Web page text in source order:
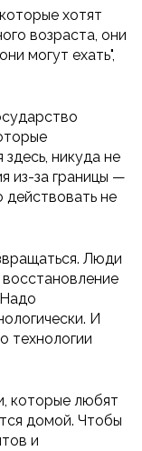
хотят
возраста, они
могут ехать",
никуда не
из-за границы —
действовать не
Люди
И
технологии
которые любят
домой. Чтобы
и